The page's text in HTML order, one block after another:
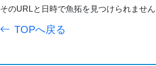
そのURLと日時で魚拓を見つけられません
TOPへ戻る